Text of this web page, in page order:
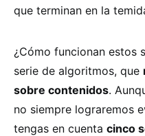
que terminan en la
¿Cómo funcionan estos
serie de algoritmos, que
sobre contenidos.
no siempre lograremos
tengas en cuenta cinco